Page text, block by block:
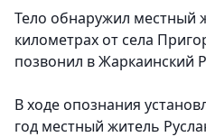
Тело обнаружил местный
километрах от села
позвонил в Жаркаинский
В ходе опознания
год местный житель